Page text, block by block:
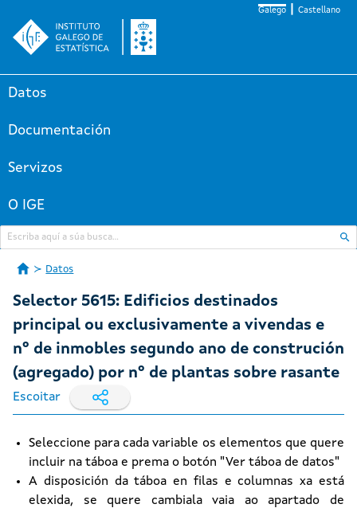
Galego Castellano
Datos
Documentación
Servizos
O IGE
Datos
Selector 5615: Edificios destinados
principal ou exclusivamente a vivendas e
nº de inmobles segundo ano de construción
(agregado) por nº de plantas sobre rasante
Escoitar
Seleccione para cada variable os elementos que quere
incluir na táboa e prema o botón "Ver táboa de datos"
A disposición da táboa en filas e columnas xa está
elexida, se quere cambiala vaia ao apartado de